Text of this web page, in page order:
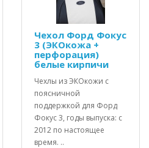
Чехол Форд Фокус
3 (ЭКОкожа +
перфорация)
белые кирпичи
Чехлы из ЭКОкожи с
поясничной
поддержкой для Форд
Фокус 3, годы выпуска: с
2012 по настоящее
время. ..